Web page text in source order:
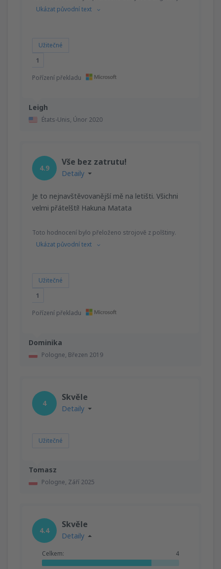
Leigh
États-Unis, Únor 2020
Ukázat původní text
Užitečné
1
Pořízení překladu
Dominika
Pologne, Březen 2019
4.9
Vše bez zatrutu!
Detaily
Je to nejnavštěvovanější mě na letišti. Všichni
velmi přátelští! Hakuna Matata
Toto hodnocení bylo přeloženo strojově z polštiny.
Ukázat původní text
Užitečné
1
Pořízení překladu
Tomasz
Pologne, Září 2025
4
Skvěle
Detaily
Užitečné
4.4
Skvěle
Detaily
Celkem: 4